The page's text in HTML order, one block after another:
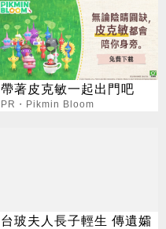
帶著皮克敏一起出門吧
PR・Pikmin Bloom
台玻夫人長子輕生 傳遺孀